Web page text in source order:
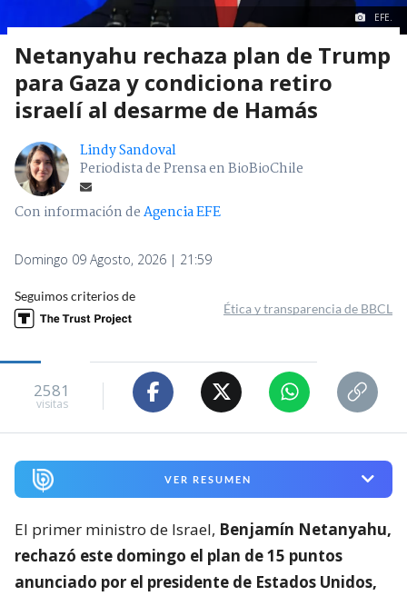
EFE.
Netanyahu rechaza plan de Trump
para Gaza y condiciona retiro
israelí al desarme de Hamás
Lindy Sandoval
Periodista de Prensa en BioBioChile
Con información deAgencia EFE
Domingo 09 Agosto, 2026 | 21:59
Seguimos criterios de
Ética y transparencia de BBCL
2581
visitas
VER RESUMEN
El primer ministro de Israel, Benjamín Netanyahu,
rechazó este domingo el plan de 15 puntos
anunciado por el presidente de Estados Unidos,